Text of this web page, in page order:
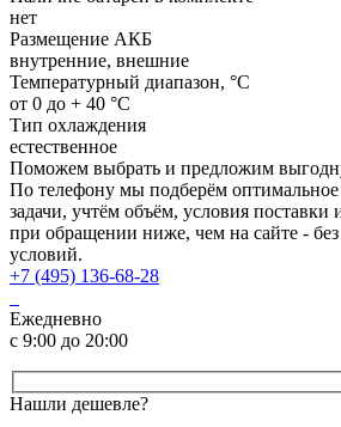
нет
Размещение АКБ
внутренние, внешние
Температурный диапазон, °C
от 0 до + 40 °C
Тип охлаждения
естественное
Поможем выбрать и предложим
По телефону мы подберём
задачи, учтём объём, условия поставки
при обращении ниже, чем на сайте -
условий.
+7 (495) 136-68-28
Ежедневно
с 9:00 до 20:00
Нашли дешевле?